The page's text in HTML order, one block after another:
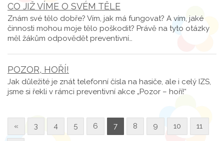
CO JIŽ VÍME O SVÉM TĚLE
Znám své tělo dobře? Vím, jak má fungovat? A vím, jaké
činnosti mohou moje tělo poškodit? Právě na tyto otázky
měl žákům odpovědět preventivní…
POZOR, HOŘÍ!
Jak důležité je znát telefonní čísla na hasiče, ale i celý IZS,
jsme si řekli v rámci preventivní akce „Pozor – hoří!“
« 3 4 5 6 7 8 9 10 11